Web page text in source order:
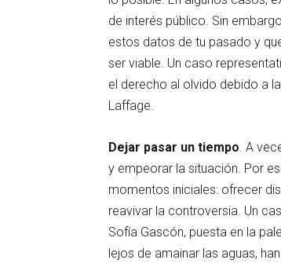
de interés público. Sin
estos datos de tu pasado y
ser viable. Un caso
el derecho al olvido debido a
Laffage.
Dejar pasar un tiempo . A
y empeorar la situación. Por
momentos iniciales: ofrecer
reavivar la controversia. Un
Sofía Gascón, puesta en la
lejos de amainar las aguas,